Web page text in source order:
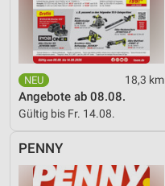
18,3 km
Angebote ab 08.08.
Gültig bis Fr. 14.08.
PENNY